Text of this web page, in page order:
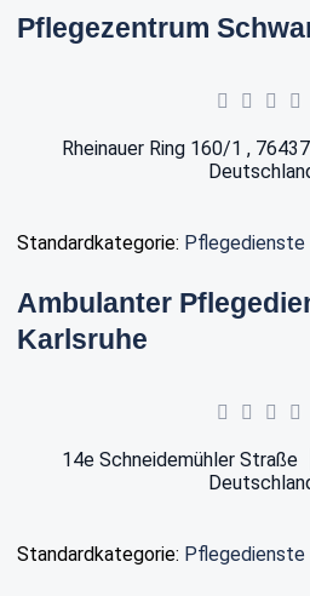
Pflegezentrum
Rheinauer Ring 160/1 , 76437
Standardkategorie: Pflegedienste
Ambulanter
Karlsruhe
14e Schneidemühler Straße
Standardkategorie: Pflegedienste